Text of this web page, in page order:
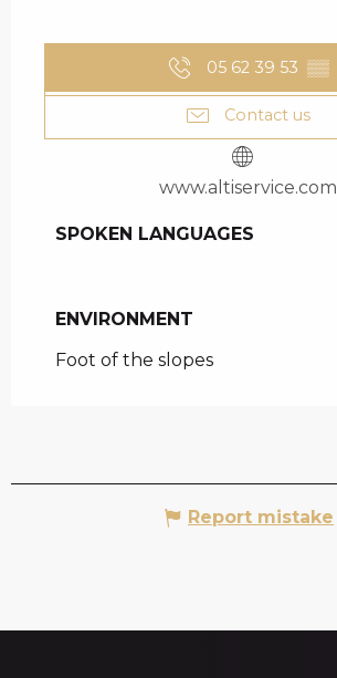
05 62 39 53 ▒▒
Contact us
www.altiservice.com
SPOKEN LANGUAGES
SPOKEN LANGUAGES
ENVIRONMENT
ENVIRONMENT
Foot of the slopes
Report mistake